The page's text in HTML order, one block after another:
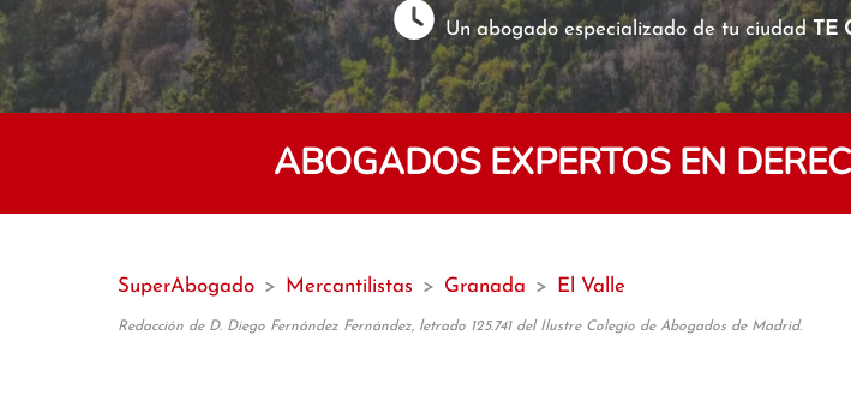
Un abogado especializado de tu ciudadTE
ABOGADOS EXPERTOS EN
SuperAbogado > Mercantilistas > Granada > El Valle
Redacción de D. Diego Fernández Fernández, letrado 125.741 del Ilustre Colegio de Abogados de Madrid.